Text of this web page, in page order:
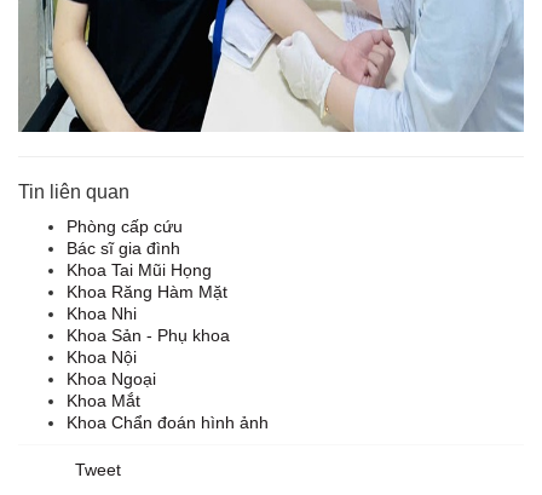
Tin liên quan
Phòng cấp cứu
Bác sĩ gia đình
Khoa Tai Mũi Họng
Khoa Răng Hàm Mặt
Khoa Nhi
Khoa Sản - Phụ khoa
Khoa Nội
Khoa Ngoại
Khoa Mắt
Khoa Chẩn đoán hình ảnh
Tweet